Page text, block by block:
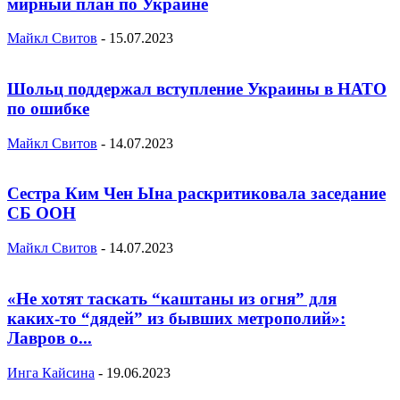
Майкл Свитов - 15.07.2023
Шольц поддержал вступление Украины в НАТО
по ошибке
Майкл Свитов - 14.07.2023
Сестра Ким Чен Ына раскритиковала заседание
СБ ООН
Майкл Свитов - 14.07.2023
«Не хотят таскать “каштаны из огня” для
каких-то “дядей” из бывших метрополий»:
Лавров о...
Инга Кайсина - 19.06.2023